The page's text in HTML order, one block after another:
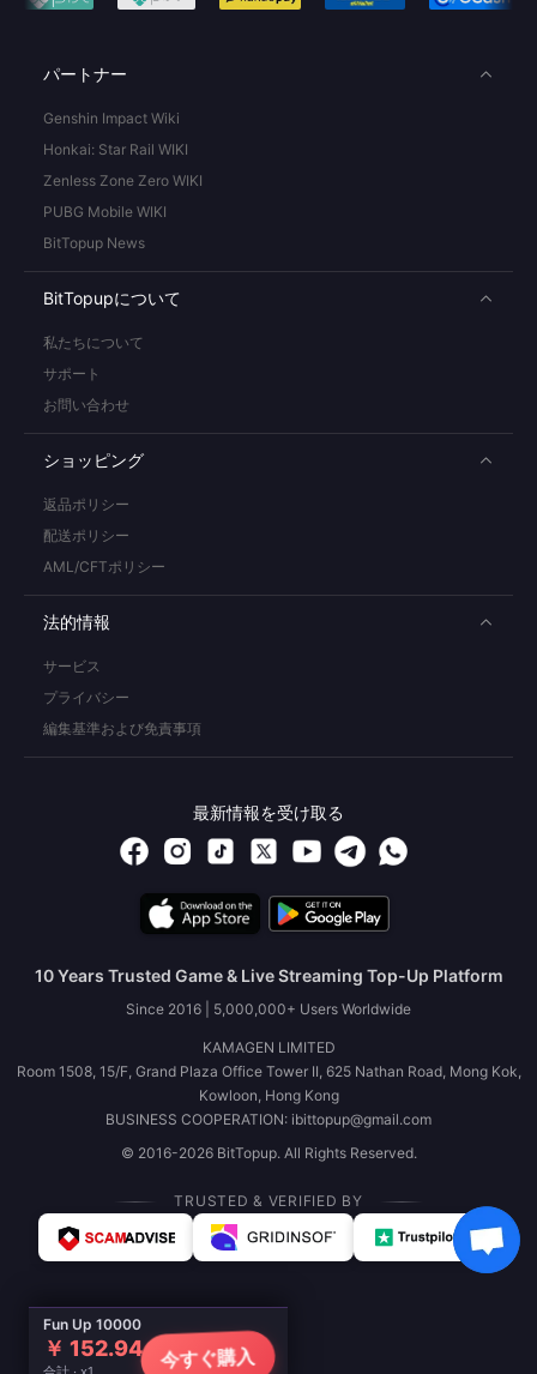
Fun Up 10000
￥ 152.94 今すぐ購入
パートナー
Genshin Impact Wiki
Honkai: Star Rail WIKI
Zenless Zone Zero WIKI
PUBG Mobile WIKI
BitTopup News
BitTopupについて
私たちについて
サポート
お問い合わせ
ショッピング
返品ポリシー
配送ポリシー
AML/CFTポリシー
法的情報
サービス
プライバシー
編集基準および免責事項
最新情報を受け取る
10 Years Trusted Game & Live Streaming Top-Up Platform
Since 2016 | 5,000,000+ Users Worldwide
KAMAGEN LIMITED
Room 1508, 15/F, Grand Plaza Office Tower II, 625 Nathan Road, Mong Kok,
Kowloon, Hong Kong
BUSINESS COOPERATION: ibittopup@gmail.com
© 2016-2026 BitTopup. All Rights Reserved.
TRUSTED & VERIFIED BY